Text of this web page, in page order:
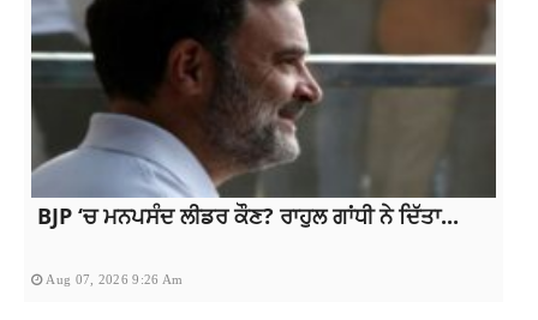
BJP ‘ਚ ਮਨਪਸੰਦ ਲੀਡਰ ਕੌਣ? ਰਾਹੁਲ ਗਾਂਧੀ ਨੇ ਦਿੱਤਾ...
Aug 07, 2026 9:26 Am